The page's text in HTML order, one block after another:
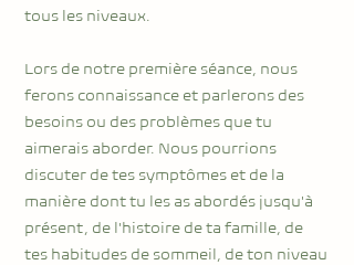
tous les niveaux.
Lors de notre première séance, nous
ferons connaissance et parlerons des
besoins ou des problèmes que tu
aimerais aborder. Nous pourrions
discuter de tes symptômes et de la
manière dont tu les as abordés jusqu'à
présent, de l'histoire de ta famille, de
tes habitudes de sommeil, de ton niveau